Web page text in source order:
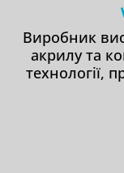
Виробник
акрилу та
технології,